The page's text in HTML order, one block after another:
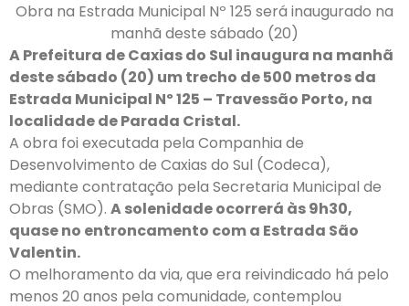
Obra na Estrada Municipal Nº 125 será inaugurado na
manhã deste sábado (20)
A Prefeitura de Caxias do Sul inaugura na manhã
deste sábado (20) um trecho de 500 metros da
Estrada Municipal Nº 125 – Travessão Porto, na
localidade de Parada Cristal.
A obra foi executada pela Companhia de
Desenvolvimento de Caxias do Sul (Codeca),
mediante contratação pela Secretaria Municipal de
Obras (SMO). A solenidade ocorrerá às 9h30,
quase no entroncamento com a Estrada São
Valentin.
O melhoramento da via, que era reivindicado há pelo
menos 20 anos pela comunidade, contemplou